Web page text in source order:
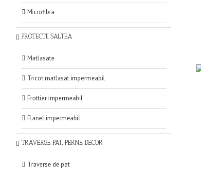
Microfibra
PROTECTII SALTEA
Matlasate
Tricot matlasat impermeabil
Frottier impermeabil
Flanel impermeabil
TRAVERSE PAT, PERNE DECOR
Traverse de pat